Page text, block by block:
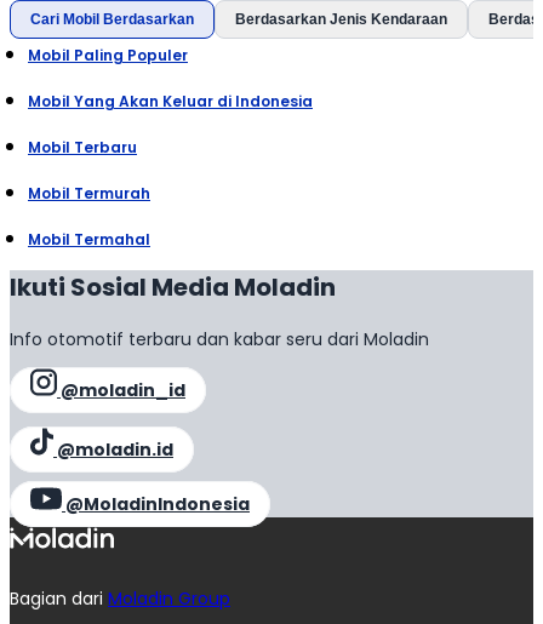
Cari Mobil Berdasarkan Berdasarkan Jenis Kendaraan
Mobil Paling Populer
Mobil Yang Akan Keluar di Indonesia
Mobil Terbaru
Mobil Termurah
Mobil Termahal
Ikuti Sosial Media Moladin
Info otomotif terbaru dan kabar seru dari Moladin
@moladin_id
@moladin.id
@MoladinIndonesia
Bagian dari Moladin Group